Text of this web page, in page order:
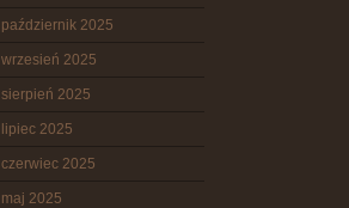
październik 2025
wrzesień 2025
sierpień 2025
lipiec 2025
czerwiec 2025
maj 2025